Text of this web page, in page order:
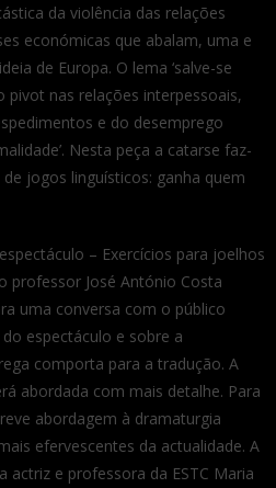
da violência das relações
económicas que abalam, uma e
de Europa. O lema ‘salve-se
pivot nas relações interpessoais,
e do desemprego
Nesta peça a catarse faz-
jogos linguísticos: ganha quem
– Exercícios para joelhos
professor José António Costa
uma conversa com o público
espectáculo e sobre a
comporta para a tradução. A
abordada com mais detalhe. Para
abordagem à dramaturgia
efervescentes da actualidade. A
actriz e professora da ESTC Maria